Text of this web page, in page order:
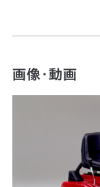
画像・動画